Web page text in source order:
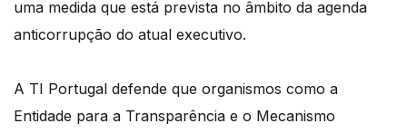
uma medida que está prevista no âmbito da agenda
anticorrupção do atual executivo.
A TI Portugal defende que organismos como a
Entidade para a Transparência e o Mecanismo